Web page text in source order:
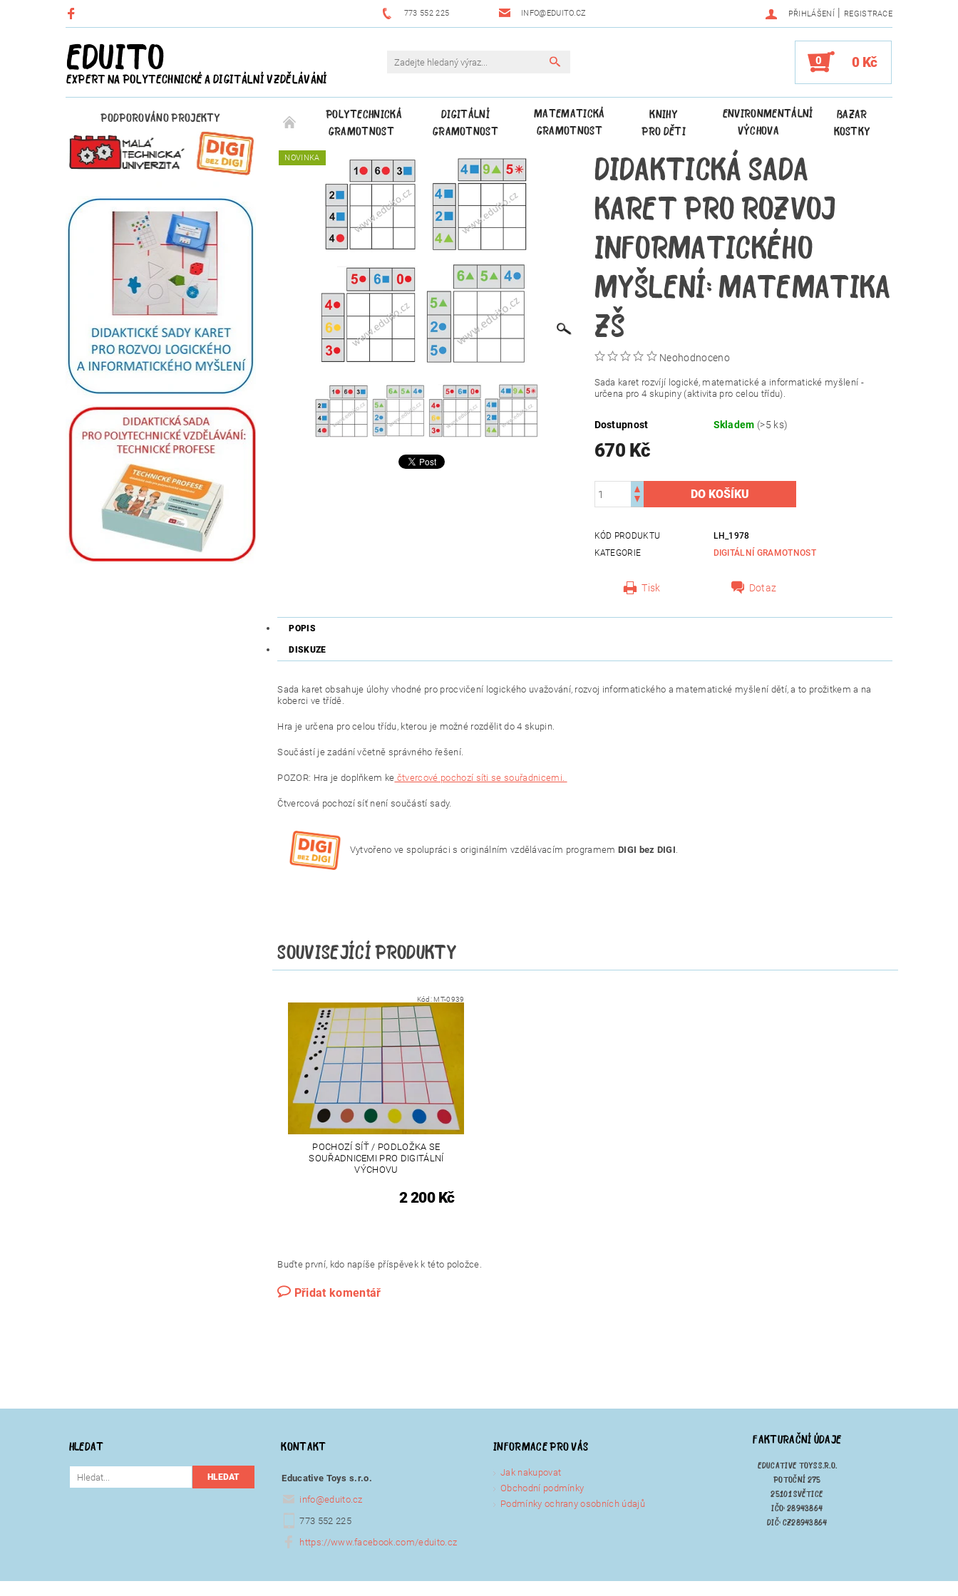
773 552 225 INFO@EDUITO.CZ PŘIHLÁŠENÍ | REGISTRACE
EDUITO
EXPERT NA POLYTECHNICKÉ A DIGITÁLNÍ VZDĚLÁVÁNÍ
0 0 Kč
POLYTECHNICKÁ
GRAMOTNOST
DIGITÁLNÍ
GRAMOTNOST
MATEMATICKÁ
GRAMOTNOST
KNIHY
PRO DĚTI
ENVIRONMENTÁLNÍ
VÝCHOVA
BAZAR
KOSTKY
PODPOROVÁNO PROJEKTY
NOVINKA
DIDAKTICKÁ SADA
KARET PRO ROZVOJ
INFORMATICKÉHO
MYŠLENÍ: MATEMATIKA
ZŠ
Neohodnoceno
Sada karet rozvíjí logické, matematické a informatické myšlení -
určena pro 4 skupiny (aktivita pro celou třídu).
Dostupnost Skladem (>5 ks)
670 Kč
KÓD PRODUKTU
LH_1978
KATEGORIE
DIGITÁLNÍ GRAMOTNOST
Tisk Dotaz
POPIS
DISKUZE
Sada karet obsahuje úlohy vhodné pro procvičení logického uvažování, rozvoj informatického a matematické myšlení dětí, a to prožitkem a na
koberci ve třídě.
Hra je určena pro celou třídu, kterou je možné rozdělit do 4 skupin.
Součástí je zadání včetně správného řešení.
POZOR: Hra je doplňkem ke čtvercové pochozí síti se souřadnicemi.
Čtvercová pochozí síť není součástí sady.
Vytvořeno ve spolupráci s originálním vzdělávacím programem DIGI bez DIGI
SOUVISEJÍCÍ PRODUKTY
Kód: MT-0939
POCHOZÍ SÍŤ / PODLOŽKA SE
SOUŘADNICEMI PRO DIGITÁLNÍ
VÝCHOVU
2 200 Kč
Buďte první, kdo napíše příspěvek k této položce.
Přidat komentář
HLEDAT KONTAKT
Educative Toys s.r.o.
info@eduito.cz
773 552 225
https://www.facebook.com/eduito.cz
INFORMACE PRO VÁS
Jak nakupovat
Obchodní podmínky
Podmínky ochrany osobních údajů
FAKTURAČNÍ ÚDAJE
EDUCATIVE TOYS S.R.O.
POTOČNÍ 275
25101 SVĚTICE
IČO: 28943864
DIČ: CZ28943864